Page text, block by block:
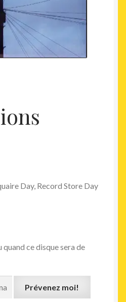
Day, Record Store Day
ce disque sera de
Prévenez moi!